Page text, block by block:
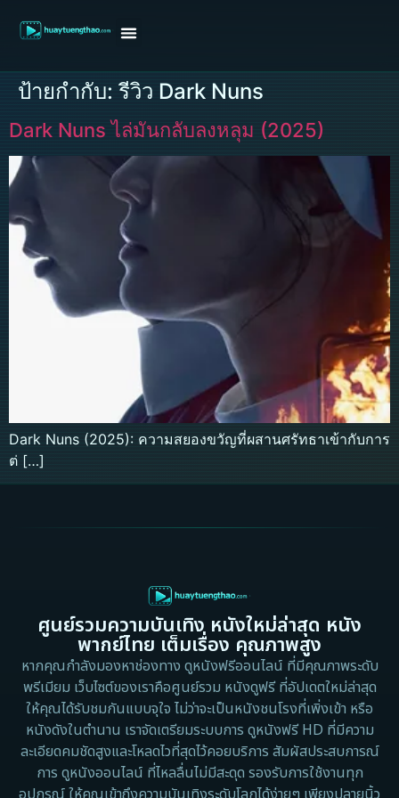
ป้ายกำกับ: รีวิว Dark Nuns
Dark Nuns ไล่มันกลับลงหลุม (2025)
Dark Nuns (2025): ความสยองขวัญที่ผสานศรัทธาเข้ากับการ
ต่ […]
ศูนย์รวมความบันเทิง หนังใหม่ล่าสุด หนัง
พากย์ไทย เต็มเรื่อง คุณภาพสูง
หากคุณกำลังมองหาช่องทาง ดูหนังฟรีออนไลน์ ที่มีคุณภาพระดับ
พรีเมียม เว็บไซต์ของเราคือศูนย์รวม หนังดูฟรี ที่อัปเดตใหม่ล่าสุด
ให้คุณได้รับชมกันแบบจุใจ ไม่ว่าจะเป็นหนังชนโรงที่เพิ่งเข้า หรือ
หนังดังในตำนาน เราจัดเตรียมระบบการ ดูหนังฟรี HD ที่มีความ
ละเอียดคมชัดสูงและโหลดไวที่สุดไว้คอยบริการ สัมผัสประสบการณ์
การ ดูหนังออนไลน์ ที่ไหลลื่นไม่มีสะดุด รองรับการใช้งานทุก